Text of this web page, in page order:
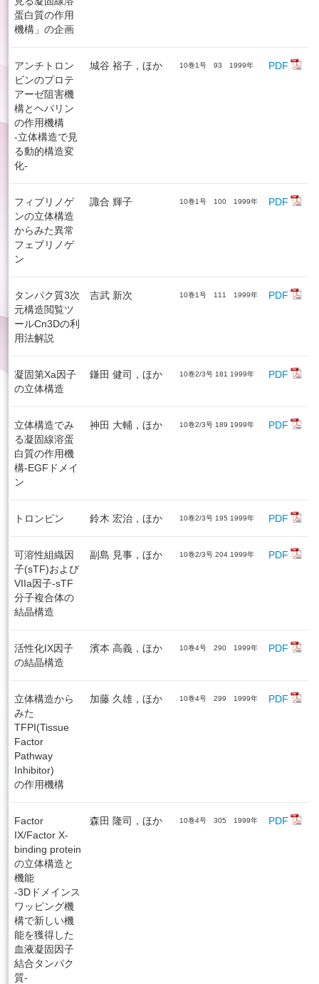
蛋白質の作用
機構」の企画
アンチトロン
ビンのプロテ
アーゼ阻害機
構とヘパリン
の作用機構
-立体構造で見
る動的構造変
化-
城谷 裕子，ほか 10巻1号 93 1999年 PDF
フィブリノゲ
ンの立体構造
からみた異常
フェブリノゲ
ン
諏合 輝子 10巻1号 100 1999年 PDF
タンパク質3次
元構造閲覧ツ
ールCn3Dの利
用法解説
吉武 新次 10巻1号 111 1999年 PDF
凝固第Xa因子
の立体構造
鎌田 健司，ほか 10巻2/3号 181 1999年 PDF
立体構造でみ
る凝固線溶蛋
白質の作用機
構-EGFドメイ
ン
神田 大輔，ほか 10巻2/3号 189 1999年 PDF
トロンビン 鈴木 宏治，ほか 10巻2/3号 195 1999年 PDF
可溶性組織因
子(sTF)および
VIIa因子-sTF
分子複合体の
結晶構造
副島 見事，ほか 10巻2/3号 204 1999年 PDF
活性化IX因子
の結晶構造
濱本 高義，ほか 10巻4号 290 1999年 PDF
立体構造から
みた
TFPI(Tissue
Factor
Pathway
Inhibitor)
の作用機構
加藤 久雄，ほか 10巻4号 299 1999年 PDF
Factor
IX/Factor X-
binding protein
の立体構造と
機能
-3Dドメインス
ワッピング機
構で新しい機
能を獲得した
血液凝固因子
結合タンパク
質-
森田 隆司，ほか 10巻4号 305 1999年 PDF